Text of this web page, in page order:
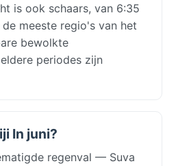
is ook schaars, van 6:35
meeste regio's van het
bewolkte
periodes zijn
In juni?
regenval — Suva